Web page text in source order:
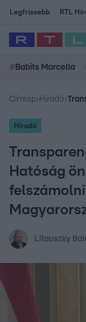
Legfrissebb RTL
# Babits Marcella
Címlap› Híradó›
Híradó
Hatóság
Litauszky